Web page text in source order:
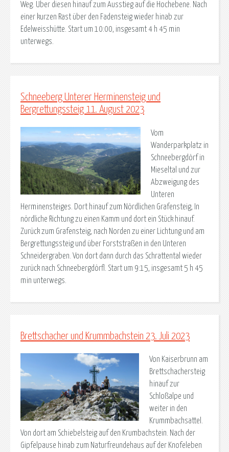
Weg. Über diesen hinauf zum Ausstieg auf die Hochebene. Nach
einer kurzen Rast über den Fadensteig wieder hinab zur
Edelweisshütte. Start um 10:00, insgesamt 4 h 45 min
unterwegs.
Schneeberg Unterer Herminensteig und
Bergrettungssteig 11. August 2023
Vom
Wanderparkplatz in
Schneebergdörf in
Mieseltal und zur
Abzweigung des
Unteren
Herminensteiges. Dort hinauf zum Nördlichen Grafensteig, In
nördliche Richtung zu einen Kamm und dort ein Stück hinauf.
Zurück zum Grafensteig, nach Norden zu einer Lichtung und am
Bergrettungssteig und über Forststraßen in den Unteren
Schneidergraben. Von dort dann durch das Schrattental wieder
zurück nach Schneebergdörfl. Start um 9:15, insgesamt 5 h 45
min unterwegs.
Brettschacher und Krummbachstein 23. Juli 2023
Von Kaiserbrunn am
Brettschachersteig
hinauf zur
Schloßalpe und
weiter in den
Krummbachsattel.
Von dort am Schiebelsteig auf den Krumbachstein. Nach der
Gipfelpause hinab zum Naturfreundehaus auf der Knofeleben